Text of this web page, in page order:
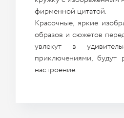
фирменной цитатой.
Красочные, яркие
образов и сюжетов
увлекут в
приключениями, будут
настроение.